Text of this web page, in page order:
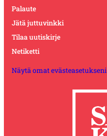
Palaute
Jätä juttuvinkki
Tilaa uutiskirje
Netiketti
Näytä omat evästeasetukseni